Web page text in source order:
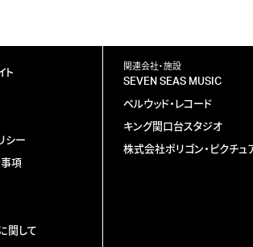
ト
シー
項
関して
関連会社・施設
SEVEN SEAS MUSIC
ベルウッド・レコード
キング関口台スタジオ
株式会社ポリゴン・ピクチュ